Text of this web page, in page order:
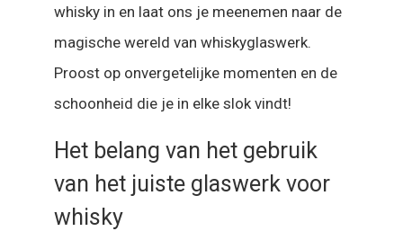
whisky in en laat ons je meenemen naar de
magische wereld van whiskyglaswerk.
Proost op onvergetelijke momenten en de
schoonheid die je in elke slok vindt!
Het belang van het gebruik
van het juiste glaswerk voor
whisky